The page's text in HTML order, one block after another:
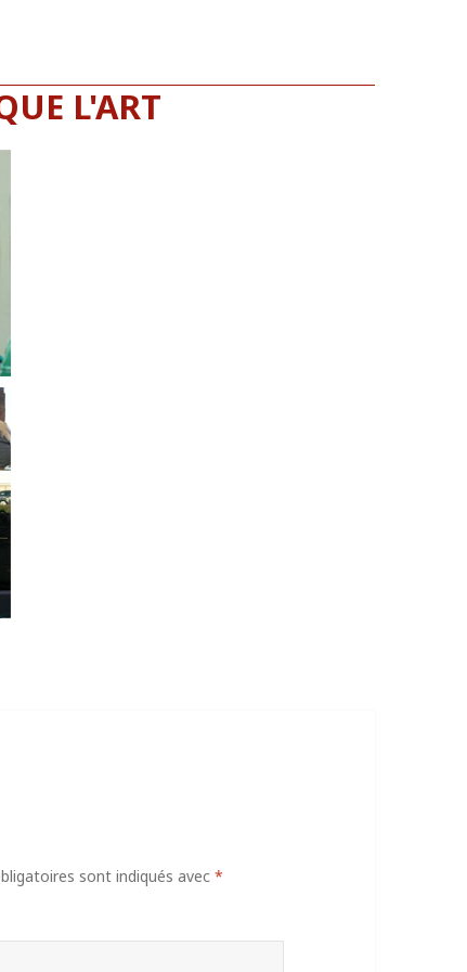
L'ART
sont indiqués avec*